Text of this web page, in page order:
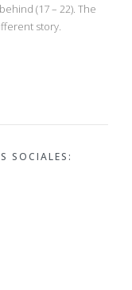
(17 – 22). The
story.
SOCIALES: